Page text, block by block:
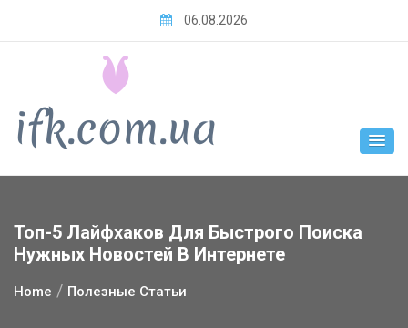
06.08.2026
Топ-5 Лайфхаков Для Быстрого Поиска
Нужных Новостей В Интернете
Home Полезные Статьи